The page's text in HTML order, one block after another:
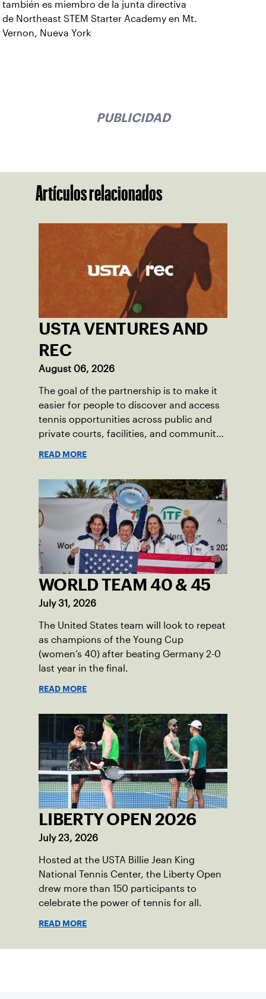
también es miembro de la junta directiva
de Northeast STEM Starter Academy en Mt.
Vernon, Nueva York
PUBLICIDAD
Artículos relacionados
USTA VENTURES AND
REC
August 06, 2026
The goal of the partnership is to make it
easier for people to discover and access
tennis opportunities across public and
private courts, facilities, and community
READ MORE
WORLD TEAM 40 & 45
July 31, 2026
The United States team will look to repeat
as champions of the Young Cup
(women’s 40) after beating Germany 2-0
last year in the final.
READ MORE
LIBERTY OPEN 2026
July 23, 2026
Hosted at the USTA Billie Jean King
National Tennis Center, the Liberty Open
drew more than 150 participants to
celebrate the power of tennis for all.
READ MORE